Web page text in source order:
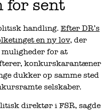
for sent
handling. Efter DR’s
en ny lov, der
for at
konkurskarantæner
dukker op samme sted
selskaber.
direktør i FSR, sagde